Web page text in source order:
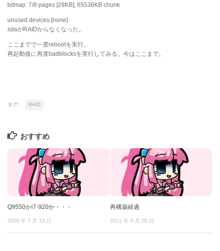
bitmap: 7/8 pages [28KB], 65536KB chunk
unused devices:[none]
sdaがRAIDからなくなった。
ここまでで一度rebootを実行。
再起動後に再度badblocksを実行してみる。今はここまで。
タグ: RAID
おすすめ
Q9550かi7-920か・・・
2009 年 7 月 19 日
再構築経過
2011 年 9 月 28 日